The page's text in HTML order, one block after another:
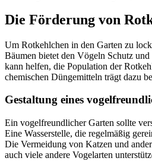
Die Förderung von
Um Rotkehlchen in den Garten zu
Bäumen bietet den Vögeln Schutz
kann helfen, die Population der
chemischen Düngemitteln trägt dazu
Gestaltung eines
Ein vogelfreundlicher Garten sollte
Eine Wasserstelle, die regelmäßig
Die Vermeidung von Katzen und
auch viele andere Vogelarten